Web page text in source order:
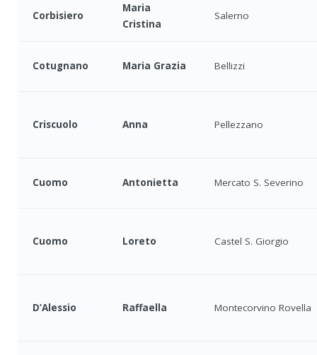
Corbisiero
Maria
Cristina
Salerno
Cotugnano Maria Grazia Bellizzi
Criscuolo Anna Pellezzano
Cuomo Antonietta Mercato S. Severino
Cuomo Loreto Castel S. Giorgio
D’Alessio Raffaella Montecorvino Rovella